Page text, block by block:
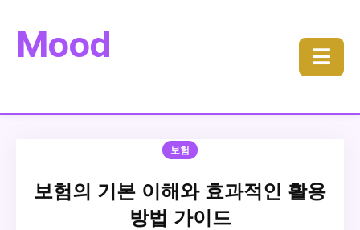
Mood ☰
보험
보험의 기본 이해와 효과적인 활용
방법 가이드